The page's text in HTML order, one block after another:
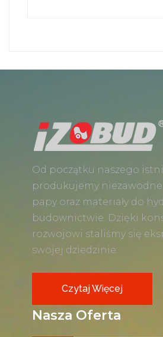
Od początku naszego
produkujemy
papy oraz materiały do
budownictwie. Dzięki
rozwojowi staliśmy się
swojej dziedzinie.
Czytaj Więcej
Nasza Oferta